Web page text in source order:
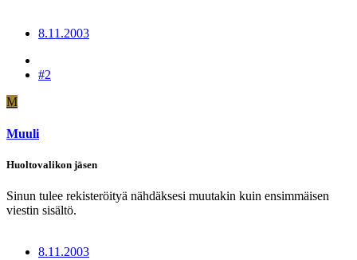
8.11.2003
#2
M
Muuli
Huoltovalikon jäsen
Sinun tulee rekisteröityä nähdäksesi muutakin kuin ensimmäisen
viestin sisältö.
8.11.2003